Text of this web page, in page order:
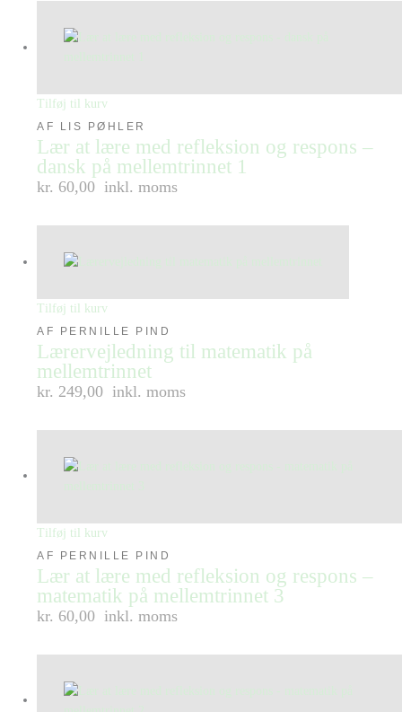
Tilføj til kurv
AF LIS PØHLER
Lær at lære med refleksion og respons –
dansk på mellemtrinnet 1
kr. 60,00 inkl. moms
Tilføj til kurv
AF PERNILLE PIND
Lærervejledning til matematik på
mellemtrinnet
kr. 249,00 inkl. moms
Tilføj til kurv
AF PERNILLE PIND
Lær at lære med refleksion og respons –
matematik på mellemtrinnet 3
kr. 60,00 inkl. moms